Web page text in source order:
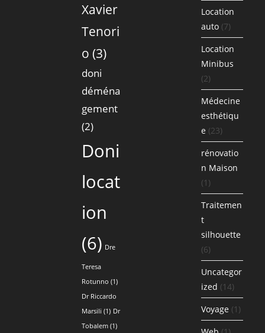
Xavier
Tenori
o (3)
doni
déména
gement
(2)
Doni
locat
ion
(6) Dre
Teresa
Rotunno (1)
Dr Riccardo
Marsili (1) Dr
Tobalem (1)
Location
auto (7)
Location
Minibus
(2)
Médecine
esthétiqu
e (23)
rénovatio
n Maison
(1)
Traitemen
t
silhouette
(6)
Uncategor
ized (14)
Voyage (1)